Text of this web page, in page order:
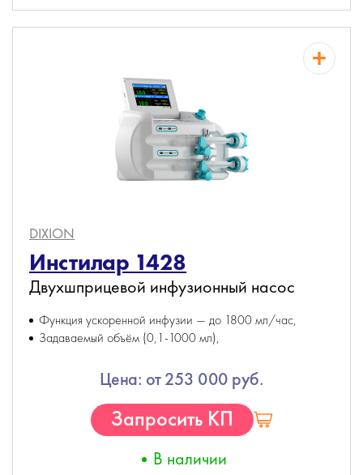
DIXION
Инстилар 1428
Двухшприцевой инфузионный насос
Функция ускоренной инфузии — до 1800 мл/час,
Задаваемый объём (0,1-1000 мл),
Цена: от 253 000 руб.
Запросить КП
В наличии